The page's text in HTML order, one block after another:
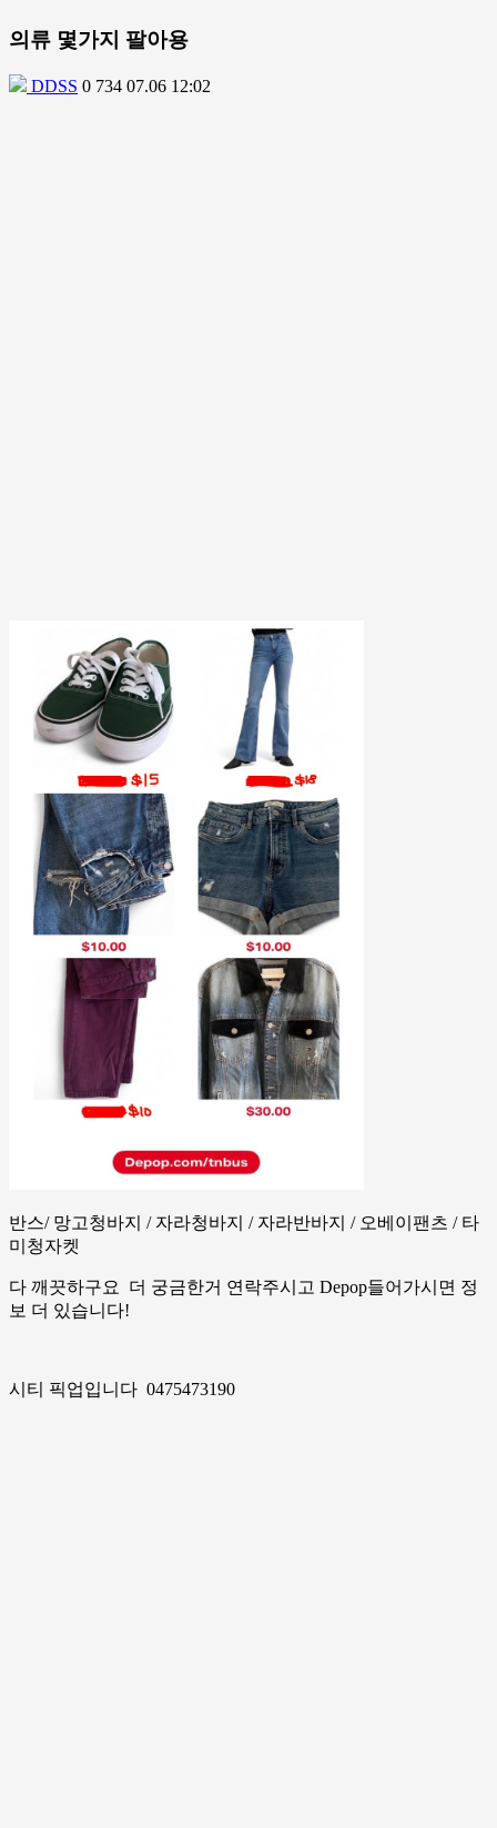
의류 몇가지 팔아용
DDSS 0 734 07.06 12:02
반스/ 망고청바지 / 자라청바지 / 자라반바지 / 오베이팬츠 / 타
미청자켓
다 깨끗하구요 더 궁금한거 연락주시고 Depop들어가시면 정
보 더 있습니다!
시티 픽업입니다 0475473190